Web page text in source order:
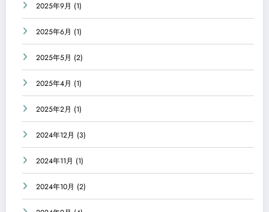
2025年9月 (1)
2025年6月 (1)
2025年5月 (2)
2025年4月 (1)
2025年2月 (1)
2024年12月 (3)
2024年11月 (1)
2024年10月 (2)